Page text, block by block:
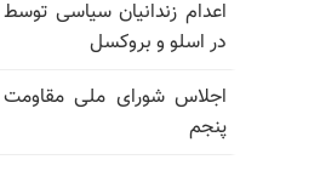
اعدام زندانیان سیاسی
در اسلو و بروکسل
اجلاس شورای ملی
پنجم